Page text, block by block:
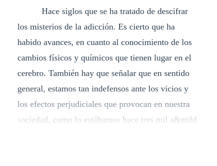
Hace siglos que se ha tratado de descifrar
los misterios de la adicción. Es cierto que ha
habido avances, en cuanto al conocimiento de los
cambios físicos y químicos que tienen lugar en el
cerebro. También hay que señalar que en sentido
general, estamos tan indefensos ante los vicios y
los efectos perjudiciales que provocan en nuestra
sociedad, como lo estábamos hace tres mil a&ntild